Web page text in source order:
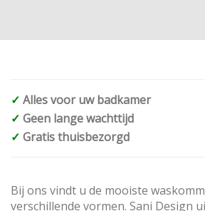
✓ Alles voor uw badkamer
✓ Geen lange wachttijd
✓ Gratis thuisbezorgd
Bij ons vindt u de mooiste
verschillende vormen. Sani Design